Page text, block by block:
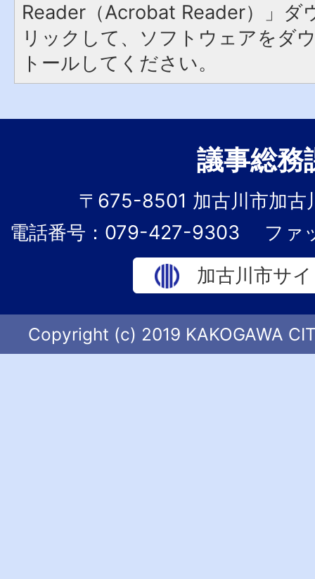
Reader（Acrobat Reader）」ダ
リックして、ソフトウェアをダ
トールしてください。
議事総務
〒675-8501 加古川市加古
電話番号：079-427-9303
ファ
加古川市サ
Copyright (c) 2019 KAKOGAWA